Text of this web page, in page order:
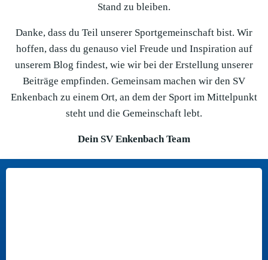
Stand zu bleiben.
Danke, dass du Teil unserer Sportgemeinschaft bist. Wir
hoffen, dass du genauso viel Freude und Inspiration auf
unserem Blog findest, wie wir bei der Erstellung unserer
Beiträge empfinden. Gemeinsam machen wir den SV
Enkenbach zu einem Ort, an dem der Sport im Mittelpunkt
steht und die Gemeinschaft lebt.
Dein SV Enkenbach Team